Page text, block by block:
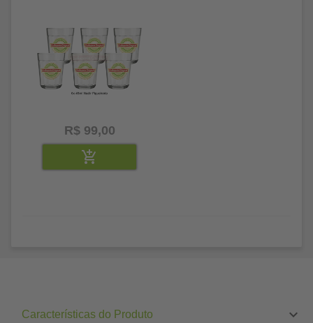
R$ 99,00
Características do Produto